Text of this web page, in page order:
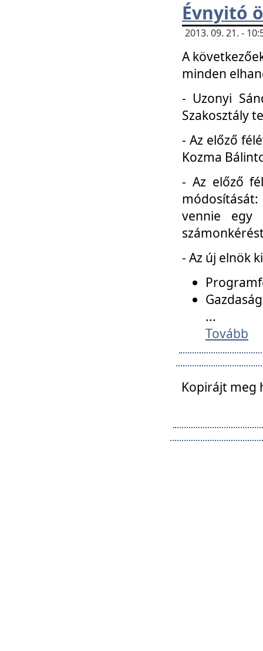
Évnyitó
2013. 09. 21. -
A
minden
- Uzonyi
Szakosztály
- Az előző
Kozma
- Az előző
vennie egy
- Az új elnök
...
Tovább
Kopirájt meg